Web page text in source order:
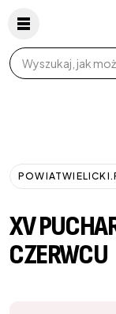
Wpisz szukaną
XV
CZERWCU